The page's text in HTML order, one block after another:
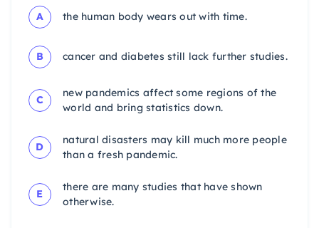
A the human body wears out with time.
B cancer and diabetes still lack further studies.
C
new pandemics affect some regions of the
world and bring statistics down.
D
natural disasters may kill much more people
than a fresh pandemic.
E
there are many studies that have shown
otherwise.